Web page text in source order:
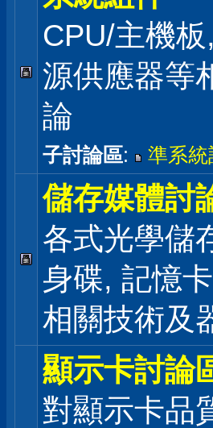
CPU/主機
源供應器等
論
子討論區: 準系統
儲存媒體討
各式光學儲
身碟, 記憶
相關技術及
顯示卡討論
對顯示卡品